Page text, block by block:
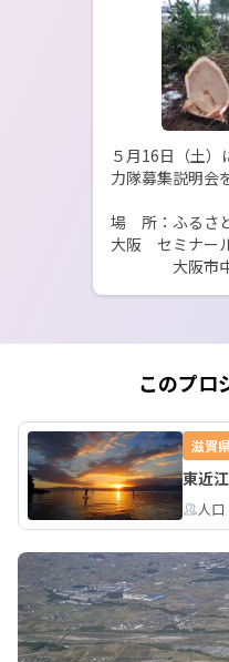
５月16日（土）
力隊募集説明会
場　所：ふるさ
大阪　セミナー
大阪市中央
このプロ
滋賀
東近
人口